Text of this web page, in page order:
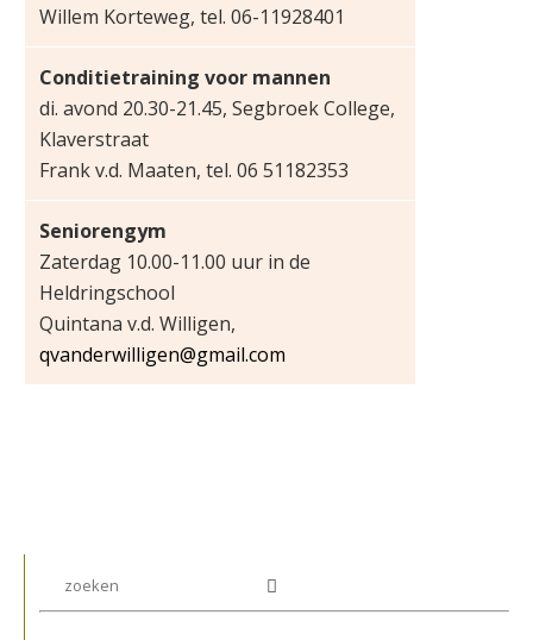
Willem Korteweg, tel. 06-11928401
Conditietraining voor mannen
di. avond 20.30-21.45, Segbroek College,
Klaverstraat
Frank v.d. Maaten, tel. 06 51182353
Seniorengym
Zaterdag 10.00-11.00 uur in de
Heldringschool
Quintana v.d. Willigen,
qvanderwilligen@gmail.com